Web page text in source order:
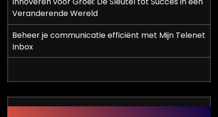
Veranderende Wereld
Beheer je communicatie efficiënt met Mijn Telenet
Inbox